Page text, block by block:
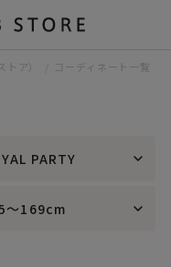
ア） コーディネート一覧
PARTY
～169cm